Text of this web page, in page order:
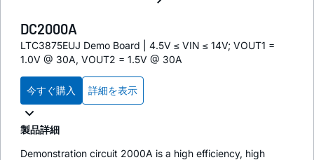
DC2000A
LTC3875EUJ Demo Board | 4.5V ≤ VIN ≤ 14V; VOUT1 =
1.0V @ 30A, VOUT2 = 1.5V @ 30A
今すぐ購入 詳細を表示
製品詳細
Demonstration circuit 2000A is a high efficiency, high